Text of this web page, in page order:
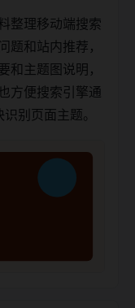
整理移动端搜索
题和站内推荐，
和主题图说明，
方便搜索引擎通
别页面主题。